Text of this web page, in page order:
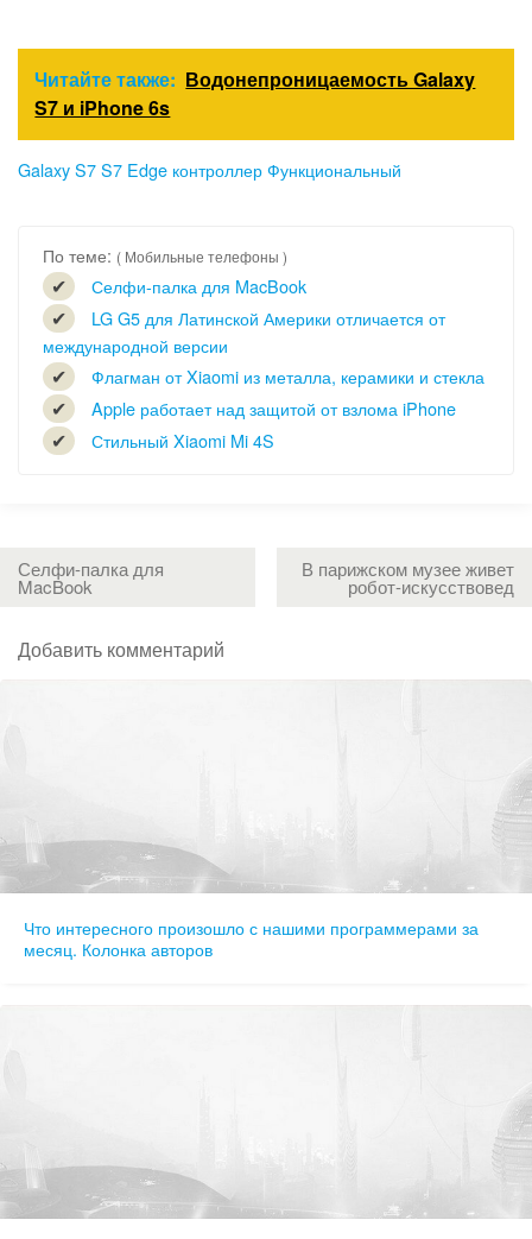
Читайте также: Водонепроницаемость Galaxy
S7 и iPhone 6s
Galaxy S7S7 Edge контроллерФункциональный
По теме: ( Мобильные телефоны )
Селфи-палка для MacBook
LG G5 для Латинской Америки отличается от
международной версии
Флагман от Xiaomi из металла, керамики и стекла
Apple работает над защитой от взлома iPhone
Стильный Xiaomi Mi 4S
В парижском музее живет
робот-искусствовед
Селфи-палка для
MacBook
Добавить комментарий
Что интересного произошло с нашими программерами за
месяц. Колонка авторов